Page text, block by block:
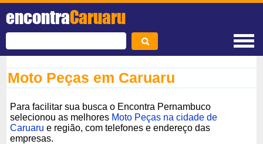
encontraCaruaru
Moto Peças em Caruaru
Para facilitar sua busca o Encontra Pernambuco
selecionou as melhores Moto Peças na cidade de
Caruaru e região, com telefones e endereço das
empresas.